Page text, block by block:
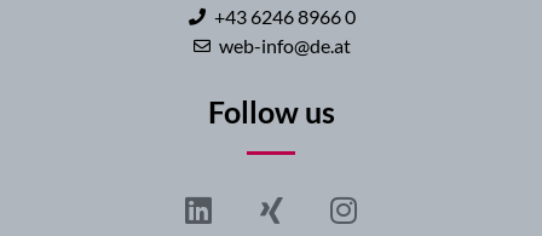
+43 6246 8966 0
web-info@de.at
Follow us